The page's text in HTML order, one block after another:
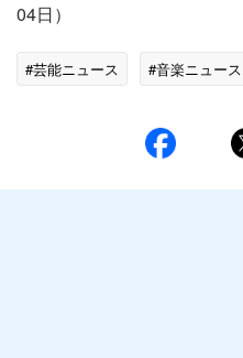
04日）
#芸能ニュース #音楽ニュース